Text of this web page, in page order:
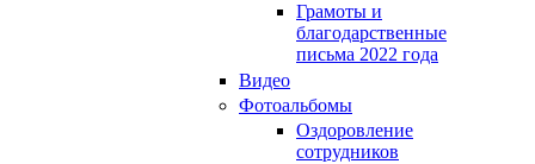
Грамоты и
благодарственные
письма 2022 года
Видео
Фотоальбомы
Оздоровление
сотрудников